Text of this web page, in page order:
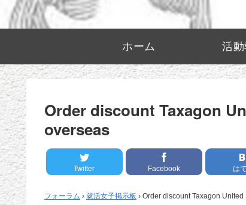
ホーム 活
Order discount Taxagon
overseas
Twitter Facebook は
フォーラム › 就活女子掲示板 › Order discount Taxagon